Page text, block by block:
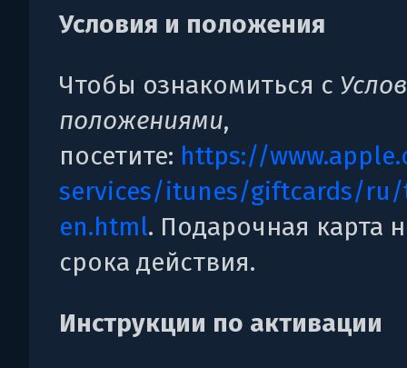
Условия и положения
Чтобы ознакомиться с
положениями,
посетите: https://
services/itunes/giftcards/
en.html. Подарочная карта
срока действия.
Инструкции по активации